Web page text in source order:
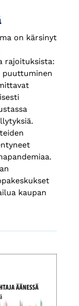
on kärsinyt
rajoituksista:
puuttuminen
kaupan